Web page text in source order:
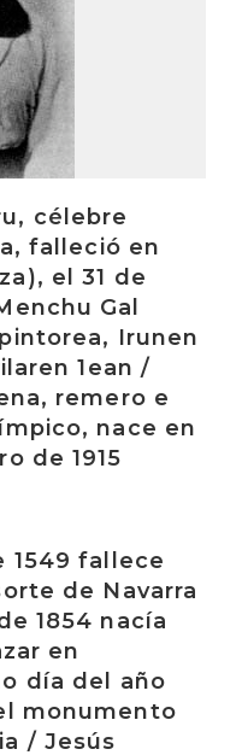
célebre
falleció en
el 31 de
Gal
Irunen
1ean /
remero e
nace en
de 1915
1549 fallece
de Navarra
1854 nacía
en
día del año
monumento
/ Jesús